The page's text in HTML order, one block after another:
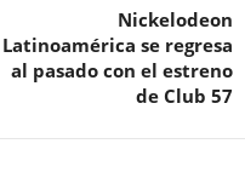
Nickelodeon
Latinoamérica se regresa
al pasado con el estreno
de Club 57